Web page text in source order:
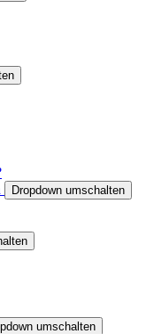
Dropdown umschalten
umschalten